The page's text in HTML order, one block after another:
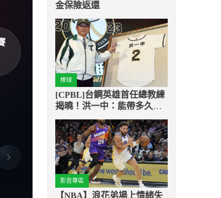
金保險返還
棒球
[CPBL]台鋼英雄首任總教練
揭曉！洪一中：能帶多久就
帶多久
影音專區
【NBA】浪花弟場上情緒失